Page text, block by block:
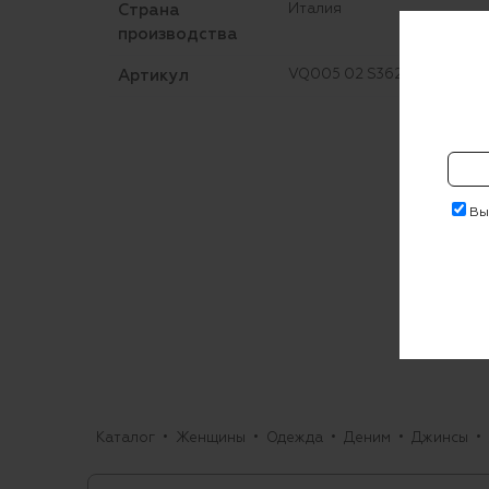
Страна
производства
Италия
Артикул VQ005 02 S3623 041F
Каталог Женщины Одежда Деним Джинсы